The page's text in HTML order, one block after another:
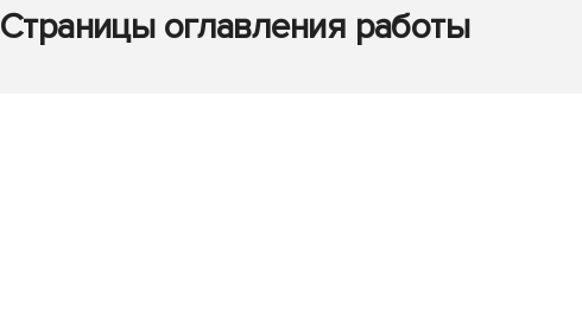
Страницы оглавления работы